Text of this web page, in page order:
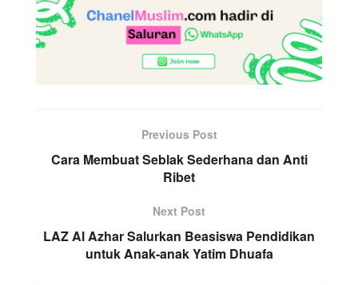
Previous Post
Cara Membuat Seblak Sederhana dan Anti
Ribet
Next Post
LAZ Al Azhar Salurkan Beasiswa Pendidikan
untuk Anak-anak Yatim Dhuafa